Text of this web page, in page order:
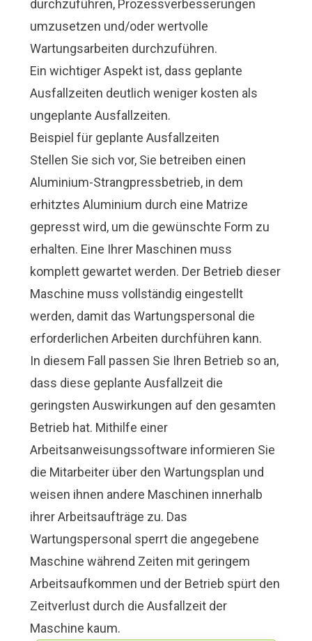
durchzuführen, Prozessverbesserungen
umzusetzen und/oder wertvolle
Wartungsarbeiten durchzuführen.
Ein wichtiger Aspekt ist, dass geplante
Ausfallzeiten deutlich weniger kosten als
ungeplante Ausfallzeiten.
Beispiel für geplante Ausfallzeiten
Stellen Sie sich vor, Sie betreiben einen
Aluminium-Strangpressbetrieb, in dem
erhitztes Aluminium durch eine Matrize
gepresst wird, um die gewünschte Form zu
erhalten. Eine Ihrer Maschinen muss
komplett gewartet werden. Der Betrieb dieser
Maschine muss vollständig eingestellt
werden, damit das Wartungspersonal die
erforderlichen Arbeiten durchführen kann.
In diesem Fall passen Sie Ihren Betrieb so an,
dass diese geplante Ausfallzeit die
geringsten Auswirkungen auf den gesamten
Betrieb hat. Mithilfe einer
Arbeitsanweisungssoftware informieren Sie
die Mitarbeiter über den Wartungsplan und
weisen ihnen andere Maschinen innerhalb
ihrer Arbeitsaufträge zu. Das
Wartungspersonal sperrt die angegebene
Maschine während Zeiten mit geringem
Arbeitsaufkommen und der Betrieb spürt den
Zeitverlust durch die Ausfallzeit der
Maschine kaum.